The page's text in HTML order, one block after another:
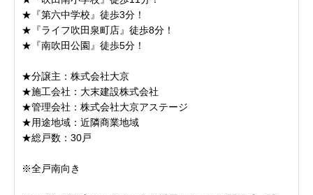
★『第六中学校』徒歩3分！
★『ライフ吹田泉町店』徒歩8分！
★『南吹田公園』徒歩5分！
★分譲主：株式会社大京
★施工会社：大末建設株式会社
★管理会社：株式会社大京アステージ
★用途地域：近隣商業地域
★総戸数：30戸
※全戸南向き